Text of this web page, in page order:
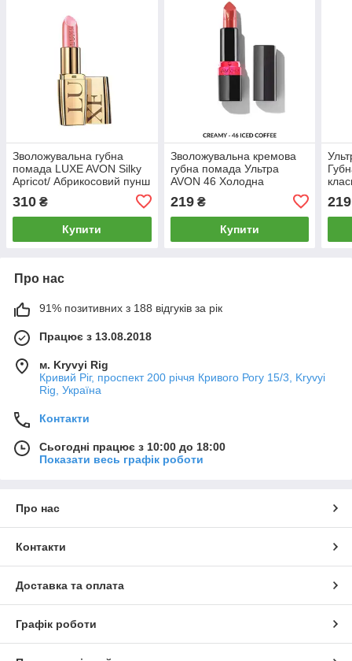
Зволожувальна губна
помада LUXE AVON Silky
Apricot/ Абрикосовий пунш
310 ₴
Купити
Зволожувальна кремова
губна помада Ультра
AVON 46 Холодна
219₴
Купити
219
Про нас
91% позитивних з 188 відгуків за рік
Працює з 13.08.2018
м. Kryvyi Rig
Кривий Ріг, проспект 200 річчя Кривого Рогу 15/3, Kryvyi
Rig, Україна
Контакти
Сьогодні працює з 10:00 до 18:00
Показати весь графік роботи
Про нас
Контакти
Доставка та оплата
Графік роботи